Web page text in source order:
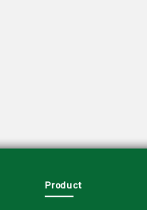
Product